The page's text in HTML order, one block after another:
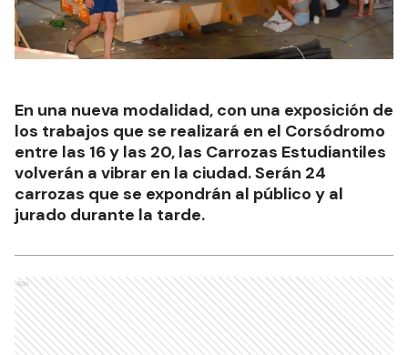
En una nueva modalidad, con una exposición de
los trabajos que se realizará en el Corsódromo
entre las 16 y las 20, las Carrozas Estudiantiles
volverán a vibrar en la ciudad. Serán 24
carrozas que se expondrán al público y al
jurado durante la tarde.
Ads